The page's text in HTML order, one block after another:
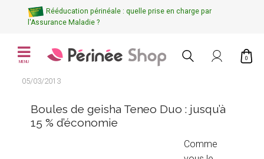
Rééducation périnéale : quelle prise en charge par
l'Assurance Maladie ?
MENU
0
05/03/2013
Boules de geisha Teneo Duo : jusqu’à
15 % d’économie
Comme